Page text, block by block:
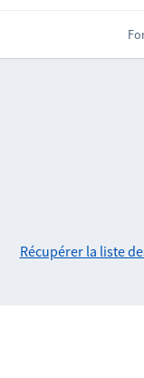
Récupérer la liste